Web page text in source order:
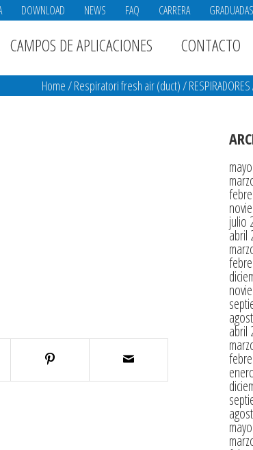
DOWNLOAD NEWS FAQ CARRERA GRADUADAS
CAMPOS DE APLICACIONES CONTACTO
Home/Respiratori fresh air (duct)/
julio
abril
abril